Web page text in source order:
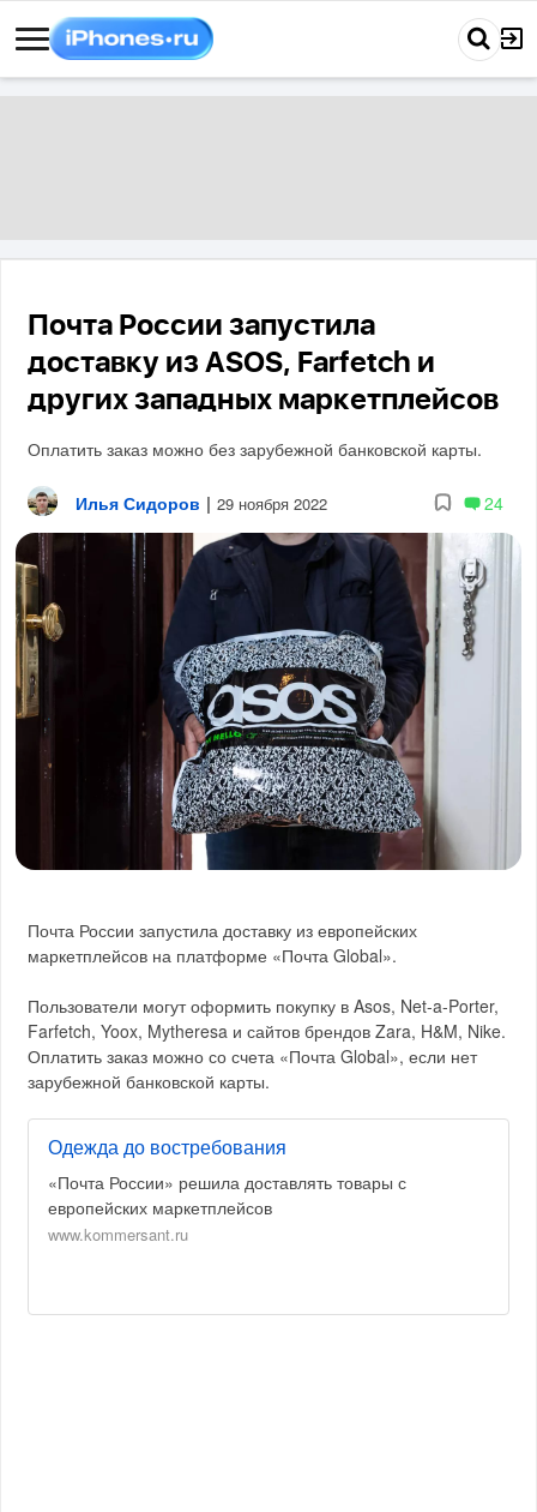
Почта России запустила
доставку из ASOS, Farfetch и
других западных маркетплейсов
Оплатить заказ можно без зарубежной банковской карты.
Илья Сидоров | 29 ноября 2022 24
Почта России запустила доставку из европейских
маркетплейсов на платформе «Почта Global».
Пользователи могут оформить покупку в Asos, Net-a-Porter,
Farfetch, Yoox, Mytheresa и сайтов брендов Zara, H&M, Nike.
Оплатить заказ можно со счета «Почта Global», если нет
зарубежной банковской карты.
Одежда до востребования
«Почта России» решила доставлять товары с
европейских маркетплейсов
www.kommersant.ru